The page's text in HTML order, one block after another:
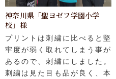
神奈川県「聖ヨゼフ学園小学
校」様
プリントは刺繍に比べると堅
牢度が弱く取れてしまう事が
あるので、刺繍にしました。
刺繍は見た目も品が良く、本